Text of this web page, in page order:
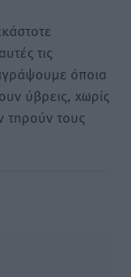
τις
όποια
ύβρεις, χωρίς
τηρούν τους